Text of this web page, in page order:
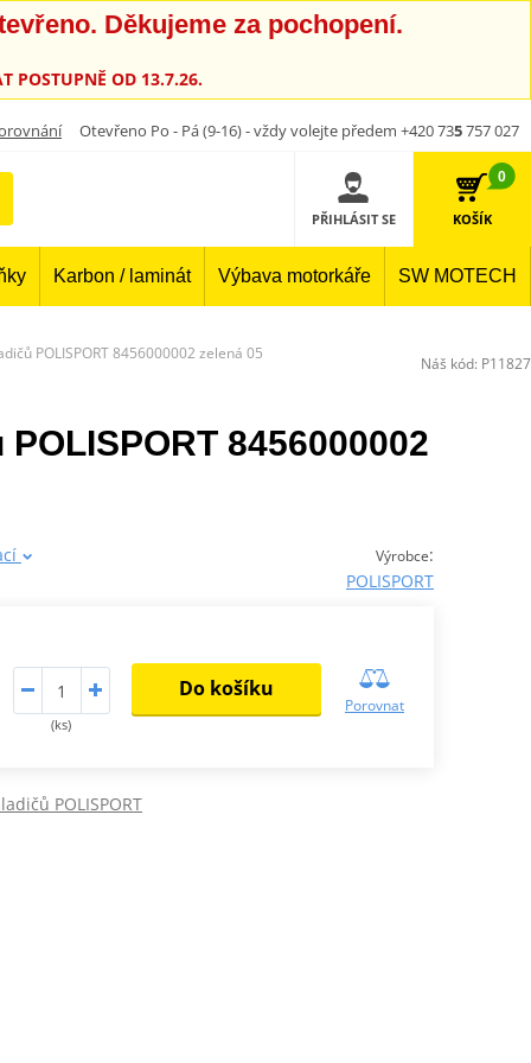
Děkujeme za pochopení.
POSTUPNĚ OD 13.7.26.
Otevřeno Po - Pá (9-16) - vždy volejte předem +420 735757 027
PŘIHLÁSIT SE
0
KOŠÍK
Karbon / laminát Výbava motorkáře SW MOTECH
POLISPORT 8456000002 zelená 05
8456000002
Výrobce:
POLISPORT
(ks)
Do košíku
Porovnat
POLISPORT
Náš kód: P11827